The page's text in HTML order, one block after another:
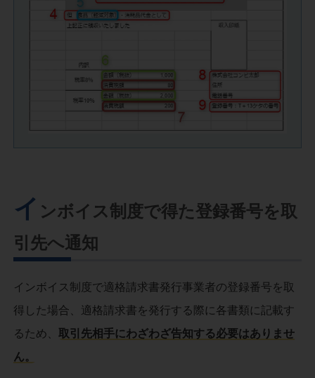
イ ンボイス制度で得た登録番号を取
引先へ通知
インボイス制度で適格請求書発行事業者の登録番号を取
得した場合、適格請求書を発行する際に各書類に記載す
るため、取引先相手にわざわざ告知する必要はありませ
ん。